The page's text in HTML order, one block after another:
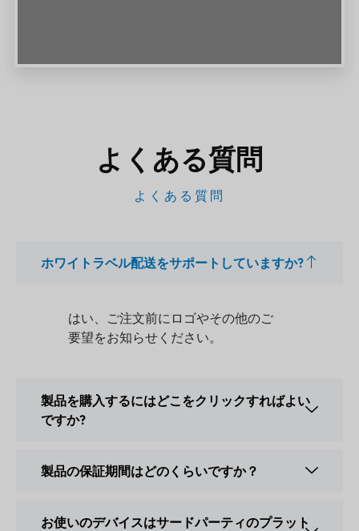
よくある質問
よくある質問
ホワイトラベル配送をサポートしていますか?
はい、ご注文前にロゴやその他のご
要望をお知らせください。
製品を購入するにはどこをクリックすればよい
ですか?
製品の保証期間はどのくらいですか？
お使いのデバイスはサードパーティのプラット